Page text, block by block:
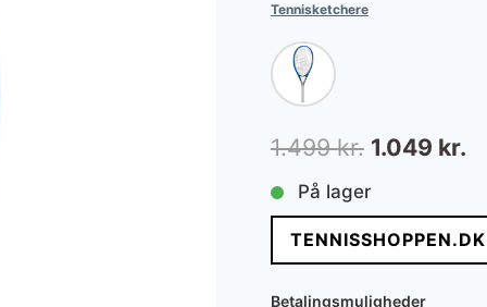
Tennisketchere
1.499kr. Den
oprindelige
pris
var:
1.499 kr..
1.049 kr.
På lager
Betalingsmuligheder